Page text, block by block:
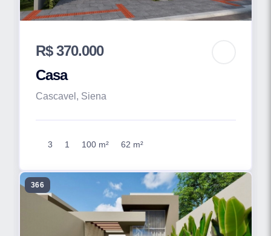
R$ 370.000
Casa
Cascavel, Siena
3 1 100 m² 62 m²
366